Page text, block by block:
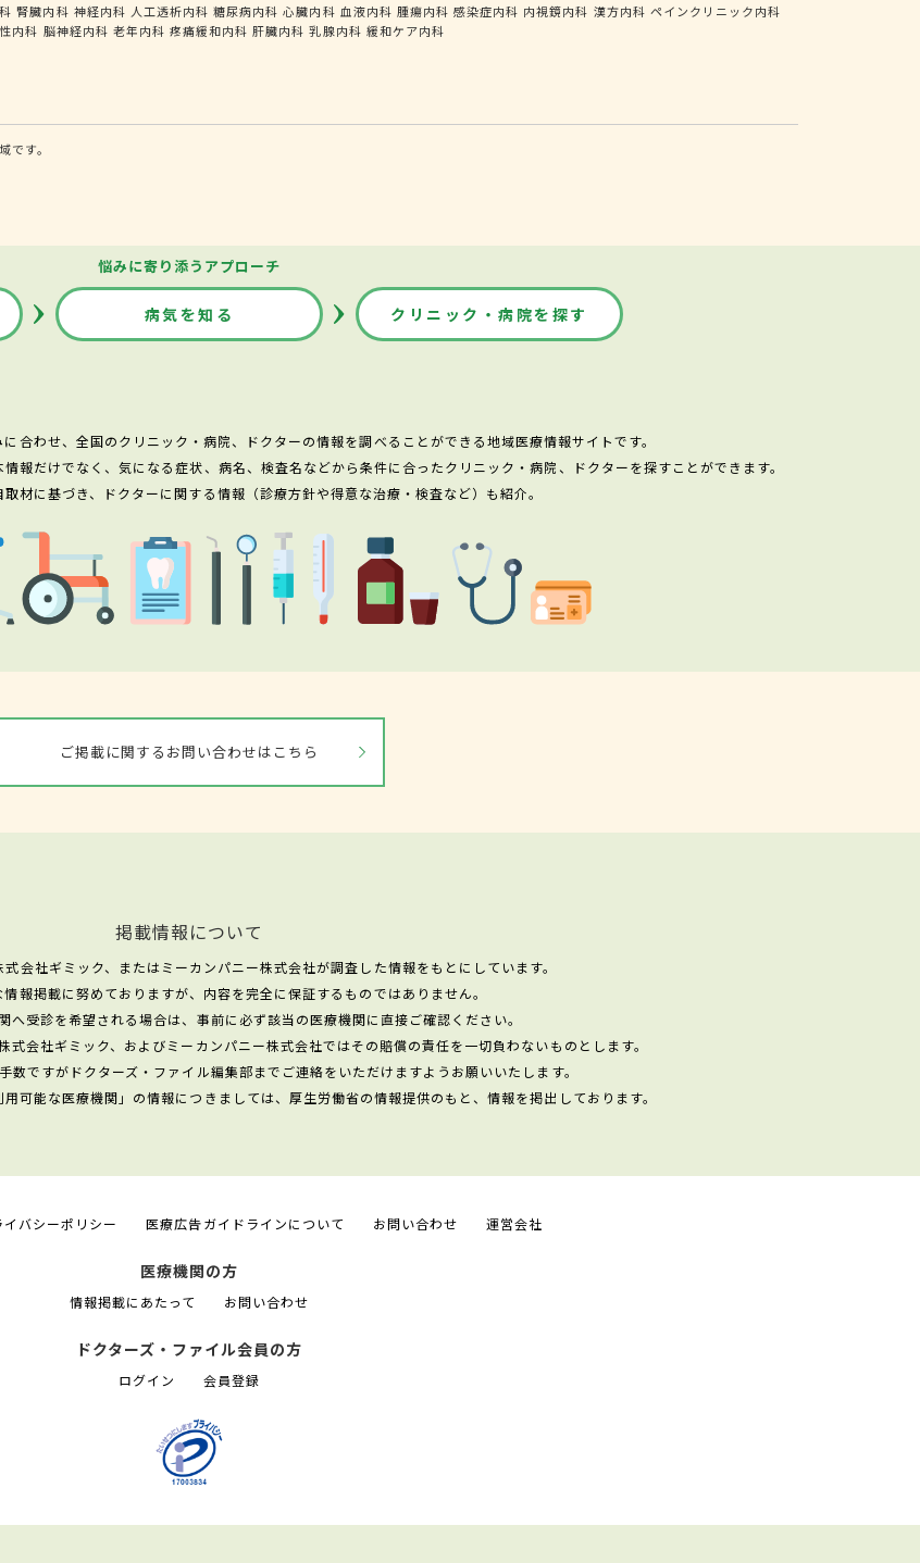
腎臓内科 神経内科 人工透析内科 糖尿病内科 心臓内科 血液内科 腫瘍内科 感染症内科 内視鏡内科 漢方内科 ペインクリニック内科
内科 脳神経内科 老年内科 疼痛緩和内科 肝臓内科 乳腺内科 緩和ケア内科
す。
悩みに寄り添うアプローチ
病気を知る クリニック・病院を探す
合わせ、全国のクリニック・病院、ドクターの情報を調べることができる地域医療情報サイトです。
報だけでなく、気になる症状、病名、検査名などから条件に合ったクリニック・病院、ドクターを探すことができます。
材に基づき、ドクターに関する情報（診療方針や得意な治療・検査など）も紹介。
ご掲載に関するお問い合わせはこちら
掲載情報について
会社ギミック、またはミーカンパニー株式会社が調査した情報をもとにしています。
報掲載に努めておりますが、内容を完全に保証するものではありません。
へ受診を希望される場合は、事前に必ず該当の医療機関に直接ご確認ください。
式会社ギミック、およびミーカンパニー株式会社ではその賠償の責任を一切負わないものとします。
数ですがドクターズ・ファイル編集部までご連絡をいただけますようお願いいたします。
可能な医療機関」の情報につきましては、厚生労働省の情報提供のもと、情報を掲出しております。
イバシーポリシー 医療広告ガイドラインについて お問い合わせ 運営会社
医療機関の方
情報掲載にあたって お問い合わせ
ドクターズ・ファイル会員の方
ログイン 会員登録